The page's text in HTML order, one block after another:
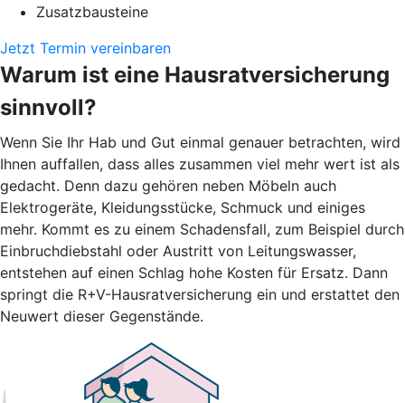
Zusatzbausteine
Jetzt Termin vereinbaren
Warum ist eine Hausratversicherung
sinnvoll?
Wenn Sie Ihr Hab und Gut einmal genauer betrachten, wird
Ihnen auffallen, dass alles zusammen viel mehr wert ist als
gedacht. Denn dazu gehören neben Möbeln auch
Elektrogeräte, Kleidungsstücke, Schmuck und einiges
mehr. Kommt es zu einem Schadensfall, zum Beispiel durch
Einbruchdiebstahl oder Austritt von Leitungswasser,
entstehen auf einen Schlag hohe Kosten für Ersatz. Dann
springt die R+V-Hausratversicherung ein und erstattet den
Neuwert dieser Gegenstände.